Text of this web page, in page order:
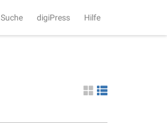
Suche digiPress Hilfe